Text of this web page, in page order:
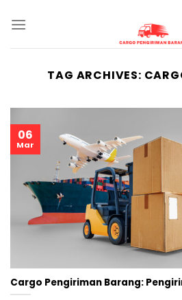
TAG ARCHIVES:
Cargo Pengiriman Barang:
06
Mar